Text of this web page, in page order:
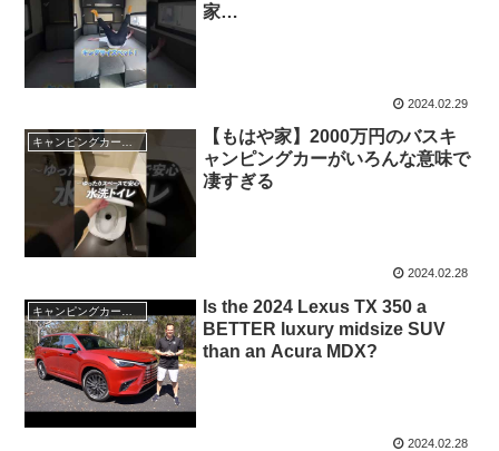
家…
2024.02.29
【もはや家】2000万円のバスキ
ャンピングカーがいろんな意味で
凄すぎる
2024.02.28
Is the 2024 Lexus TX 350 a
BETTER luxury midsize SUV
than an Acura MDX?
2024.02.28